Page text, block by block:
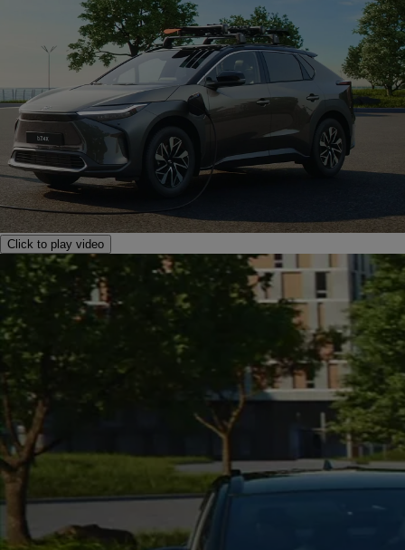
Click to play video